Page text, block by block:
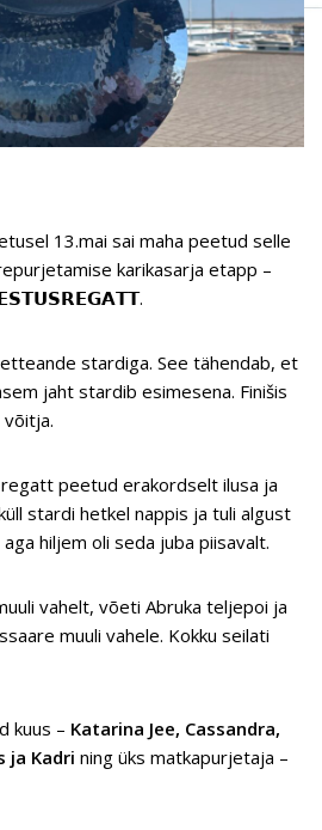
13.mai sai maha peetud selle
karikasarja etapp –
stardiga. See tähendab, et
jaht stardib esimesena. Finišis
võitja.
peetud erakordselt ilusa ja
stardi hetkel nappis ja tuli algust
hiljem oli seda juba piisavalt.
vahelt, võeti Abruka teljepoi ja
muuli vahele. Kokku seilati
kuus – Katarina Jee, Cassandra,
ja Kadri ning üks matkapurjetaja –